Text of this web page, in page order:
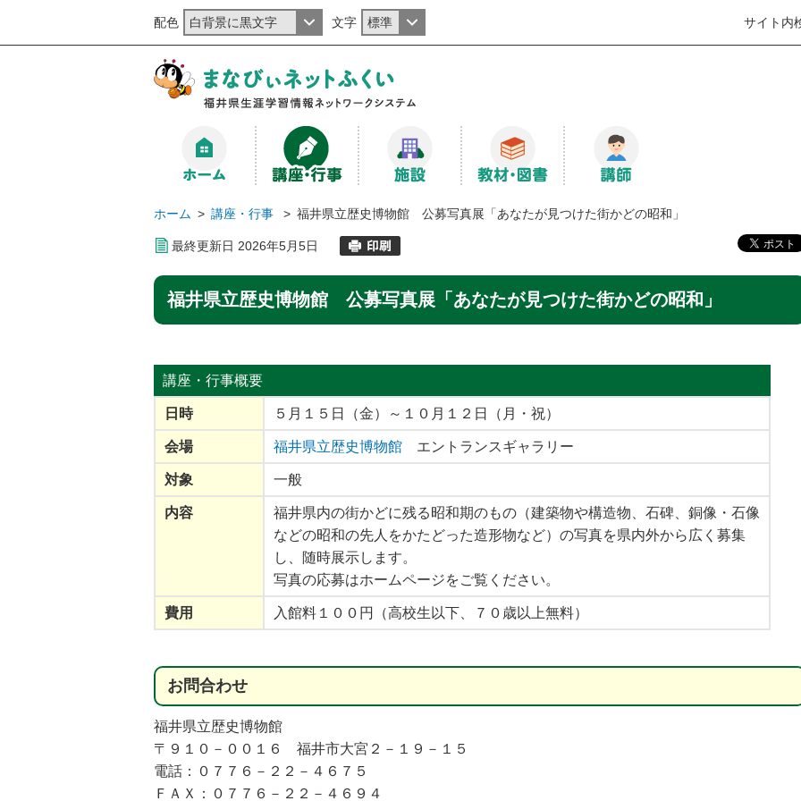
配色 文字 サイト内
ホーム > 講座・行事 > 福井県立歴史博物館 公募写真展「あなたが見つけた街かどの昭和」
最終更新日 2026年5月5日
福井県立歴史博物館 公募写真展「あなたが見つけた街かどの昭和」
講座・行事概要
日時 ５月１５日（金）～１０月１２日（月・祝）
会場 福井県立歴史博物館 エントランスギャラリー
対象 一般
内容
福井県内の街かどに残る昭和期のもの（建築物や構造物、石碑、銅像・石像
などの昭和の先人をかたどった造形物など）の写真を県内外から広く募集
し、随時展示します。
写真の応募はホームページをご覧ください。
費用 入館料１００円（高校生以下、７０歳以上無料）
お問合わせ
福井県立歴史博物館
〒９１０－００１６ 福井市大宮２－１９－１５
電話：０７７６－２２－４６７５
ＦＡＸ：０７７６－２２－４６９４
2026年7月4日
福井県自然保護センター 企
画展「ふくい星空写真展２０
２６」
2026年8月8日
講座【若狭の「富士山」】の
開催
2026年9月12日